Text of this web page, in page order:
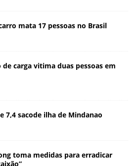
mata 17 pessoas no Brasil
carga vitima duas pessoas em
7,4 sacode ilha de Mindanao
toma medidas para erradicar